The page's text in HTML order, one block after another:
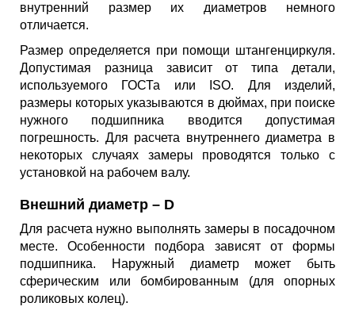
внутренний размер их диаметров немного
отличается.
Размер определяется при помощи штангенциркуля.
Допустимая разница зависит от типа детали,
используемого ГОСТа или ISO. Для изделий,
размеры которых указываются в дюймах, при поиске
нужного подшипника вводится допустимая
погрешность. Для расчета внутреннего диаметра в
некоторых случаях замеры проводятся только с
установкой на рабочем валу.
Внешний диаметр – D
Для расчета нужно выполнять замеры в посадочном
месте. Особенности подбора зависят от формы
подшипника. Наружный диаметр может быть
сферическим или бомбированным (для опорных
роликовых колец).